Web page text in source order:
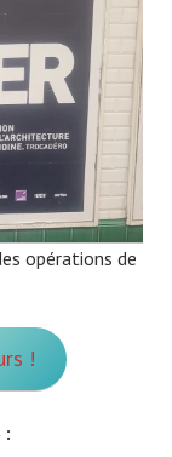
opérations de
!
: